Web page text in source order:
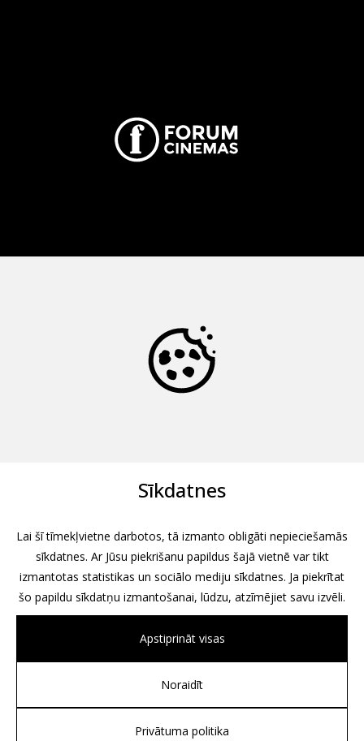
Associates, Partners et Sons
Sīkdatnes
Lai šī tīmekļvietne darbotos, tā izmanto obligāti nepieciešamās
sīkdatnes. Ar Jūsu piekrišanu papildus šajā vietnē var tikt
izmantotas statistikas un sociālo mediju sīkdatnes. Ja piekrītat
šo papildu sīkdatņu izmantošanai, lūdzu, atzīmējiet savu izvēli.
Apstiprināt visas
Noraidīt
Privātuma politika